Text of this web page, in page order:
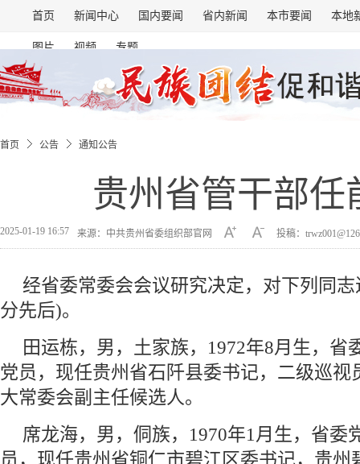
首页 新闻中心 国内要闻 省内新闻 本市要闻 本地
图片 视频 专题
首页 公告 通知公告
贵州省管干部任
2025-01-19 16:57 来源：中共贵州省委组织部官网 投稿：
经省委常委会会议研究决定，对下列同
分先后)。
田运栋，男，土家族，1972年8月生，省
党员，现任贵州省石阡县委书记，二级巡视
大常委会副主任候选人。
席龙海，男，侗族，1970年1月生，省委
员，现任贵州省铜仁市碧江区委书记，贵州